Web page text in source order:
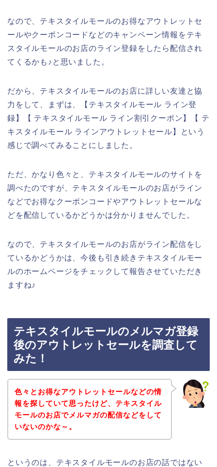
なので、テキスタイルモールのお得なアウトレットセ
ールやクーポンコードなどのキャンペーン情報をテキ
スタイルモールのお店のライン登録をしたら配信され
てくるかも♪と思いました。
だから、テキスタイルモールのお店に詳しい友達と協
力をして、まずは、【テキスタイルモール ライン登
録】【 テキスタイルモール ライン割引クーポン】【 テ
キスタイルモール ラインアウトレットセール】という
感じで調べてみることにしました。
ただ、かなり色々と、テキスタイルモールのサイトを
調べたのですが、テキスタイルモールのお店がライン
などでお得なクーポンコードやアウトレットセールな
どを配信しているかどうかは分かりませんでした。
なので、テキスタイルモールのお店がライン配信をし
ているかどうかは、今後も引き続きテキスタイルモー
ルのホームページをチェックして報告させていただき
ますね♪
テキスタイルモールのメルマガ登録
後のアウトレットセールを調査して
みた！
色々とお得なアウトレットセールなどの情
報を探していて思ったけど、テキスタイル
モールのお店でメルマガの配信などをして
いないのかな～。
というのは、テキスタイルモールのお店の話ではない